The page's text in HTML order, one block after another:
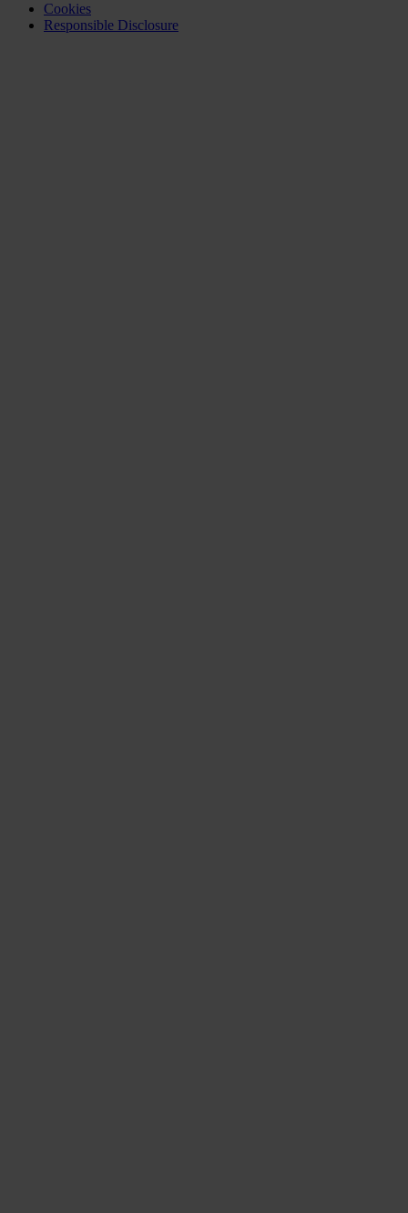
Cookies
Responsible Disclosure